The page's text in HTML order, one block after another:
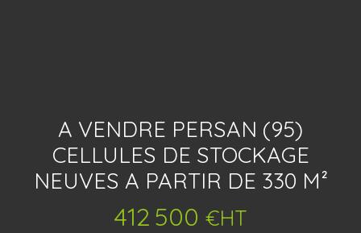
A VENDRE PERSAN (95)
CELLULES DE STOCKAGE
NEUVES A PARTIR DE 330 M²
412 500 €HT